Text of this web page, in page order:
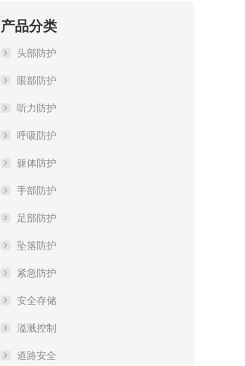
产品分类
头部防护
眼部防护
听力防护
呼吸防护
躯体防护
手部防护
足部防护
坠落防护
紧急防护
安全存储
溢溅控制
道路安全